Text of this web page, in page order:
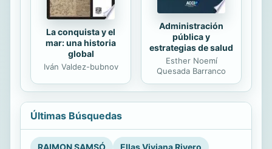
La conquista y el
mar: una historia
global
Iván Valdez-bubnov
Administración
pública y
estrategias de salud
Esther Noemí
Quesada Barranco
Últimas Búsquedas
RAIMON SAMSÓ
Ellas Viviana Rivero